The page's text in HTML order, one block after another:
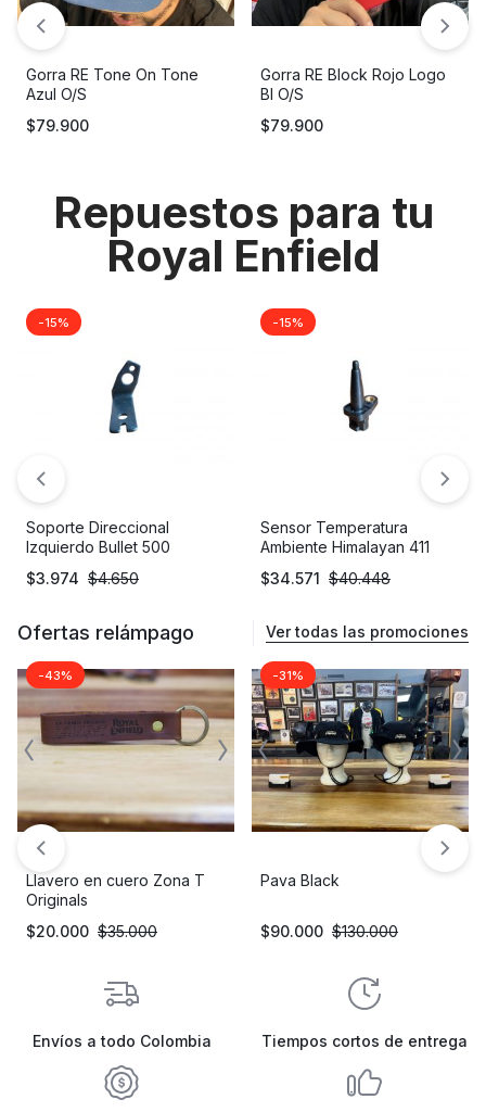
Gorra RE Tone On Tone
Azul O/S
$79.900
Gorra RE Block Rojo Logo
Bl O/S
$79.900
Repuestos para tu
Royal Enfield
-15%
Retén válvula Continental
GT / Interceptor 650
$9.350
$7.991
-15%
Reten Salida Continental
GT / Interceptor 650
$21.401
$18.291
Ofertas relámpago Ver todas las promociones
-43%
Llavero en cuero Zona T
Originals
$35.000
$20.000
-31%
Pava Black
$130.000
$90.000
Envíos a todo Colombia Tiempos cortos de entrega